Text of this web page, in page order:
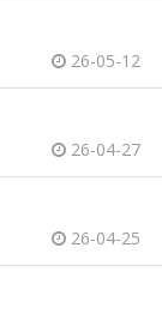
26-05-12
26-04-27
26-04-25